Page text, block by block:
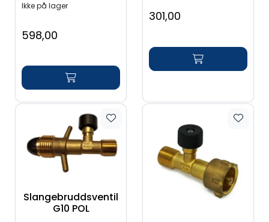
Ikke på lager
598,00
301,00
Slangebruddsventil
G10 POL